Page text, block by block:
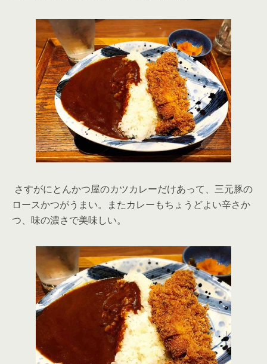
さすがにとんかつ屋のカツカレーだけあって、三元豚の
ロースかつがうまい。またカレーもちょうどよい辛さか
つ、味の濃さで美味しい。